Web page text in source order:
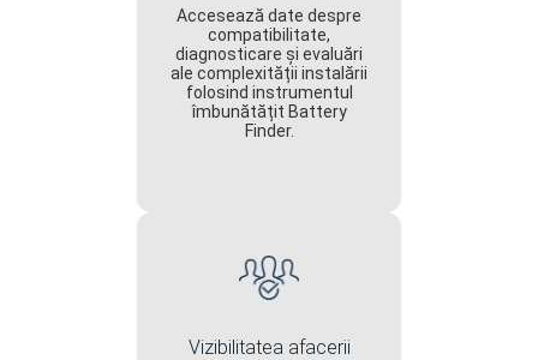
Accesează date despre
compatibilitate,
diagnosticare și evaluări
ale complexității instalării
folosind instrumentul
îmbunătățit Battery
Finder.
Vizibilitatea afacerii